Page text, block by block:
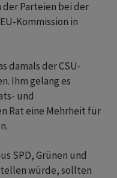
Parteien bei der
Kommission in
damals der CSU-
Ihm gelang es
und
Rat eine Mehrheit für
SPD, Grünen und
würde, sollten